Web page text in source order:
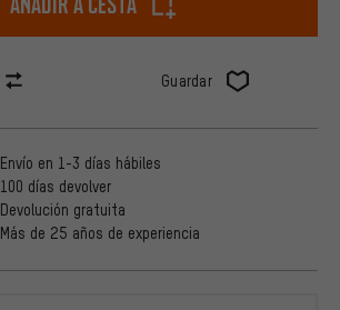
Guardar
Envío en 1-3 días hábiles
100 días devolver
Devolución gratuita
Más de 25 años de experiencia